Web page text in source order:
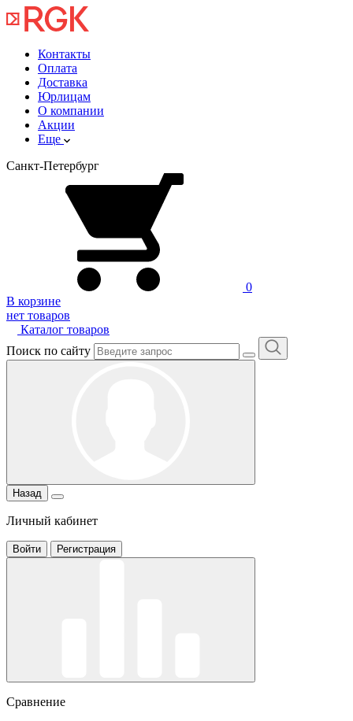
Контакты
Оплата
Доставка
Юрлицам
О компании
Акции
Еще
Санкт-Петербург
0
В корзине
нет товаров
Каталог товаров
Поиск по сайту
Назад
Личный кабинет
Войти Регистрация
Сравнение